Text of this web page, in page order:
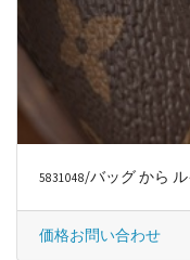
5831048/バッグ から ル
価格お問い合わせ